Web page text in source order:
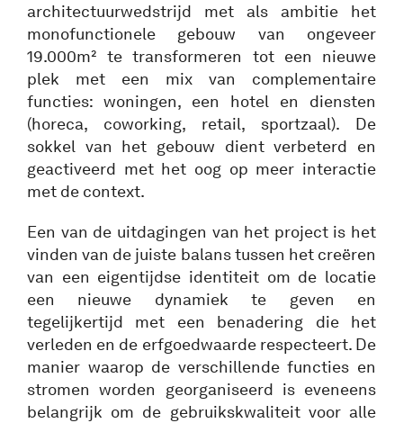
architectuurwedstrijd met als ambitie het
monofunctionele gebouw van ongeveer
19.000m² te transformeren tot een nieuwe
plek met een mix van complementaire
functies: woningen, een hotel en diensten
(horeca, coworking, retail, sportzaal). De
sokkel van het gebouw dient verbeterd en
geactiveerd met het oog op meer interactie
met de context.
Een van de uitdagingen van het project is het
vinden van de juiste balans tussen het creëren
van een eigentijdse identiteit om de locatie
een nieuwe dynamiek te geven en
tegelijkertijd met een benadering die het
verleden en de erfgoedwaarde respecteert. De
manier waarop de verschillende functies en
stromen worden georganiseerd is eveneens
belangrijk om de gebruikskwaliteit voor alle